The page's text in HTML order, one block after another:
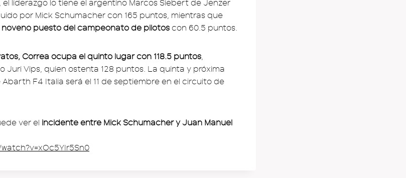
el liderazgo lo tiene el argentino Marcos Siebert de Jenzer
por Mick Schumacher con 165 puntos, mientras que
noveno puesto del campeonato de pilotos con 60.5 puntos.
Correa ocupa el quinto lugar con 118.5 puntos,
Juri Vips, quien ostenta 128 puntos. La quinta y próxima
F4 Italia será el 11 de septiembre en el circuito de
ver el incidente entre Mick Schumacher y Juan Manuel